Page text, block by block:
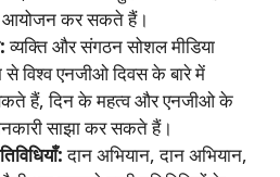
आयोजन कर सकते हैं।
व्यक्ति और संगठन सोशल मीडिया
से विश्व एनजीओ दिवस के बारे में
हैं, दिन के महत्व और एनजीओ के
साझा कर सकते हैं।
दान अभियान, दान अभियान,